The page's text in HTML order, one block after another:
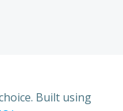
Built using